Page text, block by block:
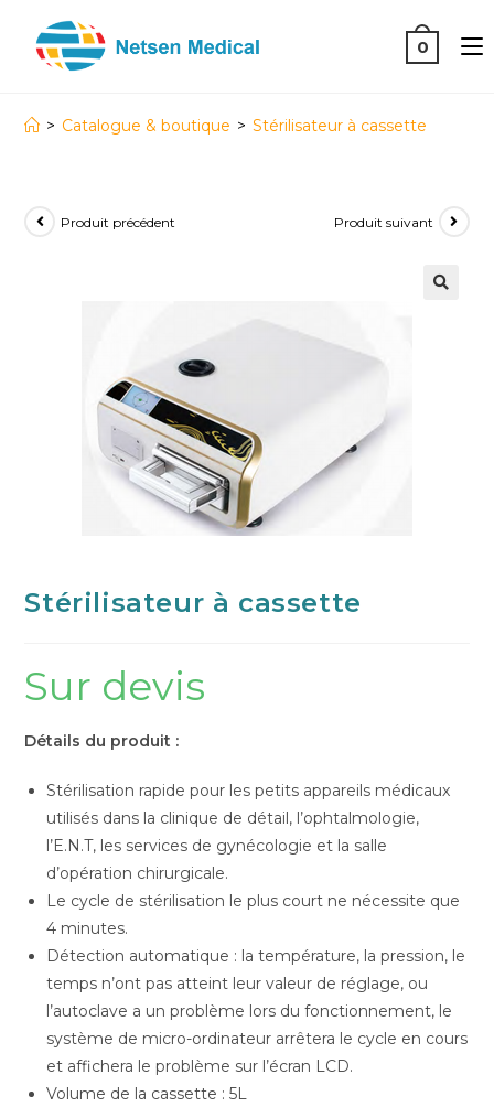
0
> Catalogue & boutique > Stérilisateur à cassette
Produit précédent Produit suivant
Stérilisateur à cassette
Sur devis
Détails du produit :
Stérilisation rapide pour les petits appareils médicaux
utilisés dans la clinique de détail, l’ophtalmologie,
l’E.N.T, les services de gynécologie et la salle
d’opération chirurgicale.
Le cycle de stérilisation le plus court ne nécessite que
4 minutes.
Détection automatique : la température, la pression, le
temps n’ont pas atteint leur valeur de réglage, ou
l’autoclave a un problème lors du fonctionnement, le
système de micro-ordinateur arrêtera le cycle en cours
et affichera le problème sur l’écran LCD.
Volume de la cassette : 5L